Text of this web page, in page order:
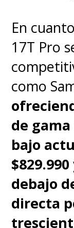
En
17T Pro
como
de
bajo
debajo
directa